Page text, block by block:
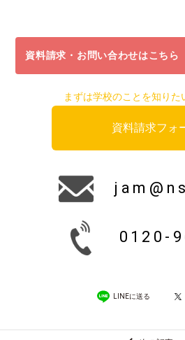
資料請求・お問い合わせはこちら
まずは学校のことを知りた
資料請求フォ
0120-
LINEに送る